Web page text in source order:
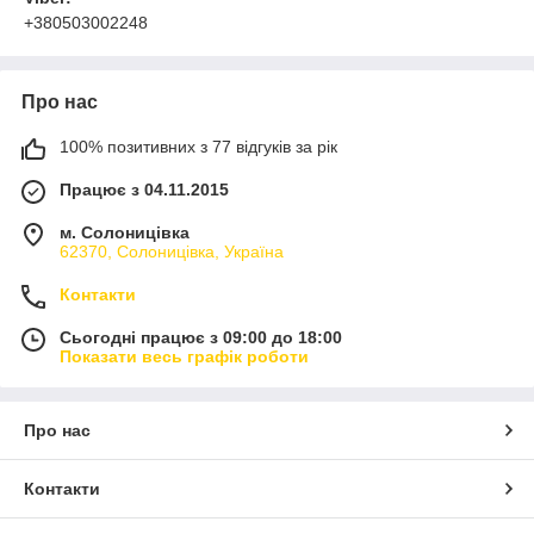
+380503002248
Про нас
100% позитивних з 77 відгуків за рік
Працює з 04.11.2015
м. Солоницівка
62370, Солоницівка, Україна
Контакти
Сьогодні працює з 09:00 до 18:00
Показати весь графік роботи
Про нас
Контакти